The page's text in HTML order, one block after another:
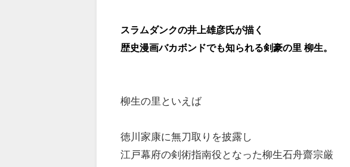
スラムダンクの井上雄彦氏が描く
歴史漫画バカボンドでも知られる剣豪の里 柳生。
柳生の里といえば
徳川家康に無刀取りを披露し
江戸幕府の剣術指南役となった柳生石舟齋宗厳